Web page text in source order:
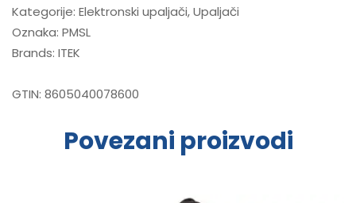
Kategorije: Elektronski upaljači,Upaljači
Oznaka: PMSL
Brands: ITEK
GTIN: 8605040078600
Povezani proizvodi